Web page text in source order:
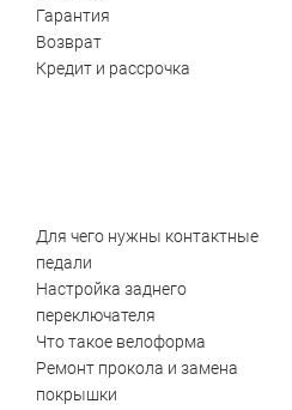
Гарантия
Возврат
Кредит и рассрочка
Для чего нужны контактные
педали
Настройка заднего
переключателя
Что такое велоформа
Ремонт прокола и замена
покрышки